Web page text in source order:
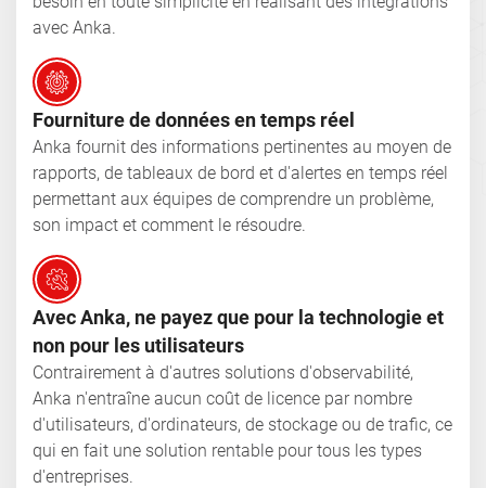
avec Anka.
Fourniture de données en temps réel
Anka fournit des informations pertinentes au moyen de
rapports, de tableaux de bord et d'alertes en temps réel
permettant aux équipes de comprendre un problème,
son impact et comment le résoudre.
Avec Anka, ne payez que pour la technologie et
non pour les utilisateurs
Contrairement à d'autres solutions d'observabilité,
Anka n'entraîne aucun coût de licence par nombre
d'utilisateurs, d'ordinateurs, de stockage ou de trafic, ce
qui en fait une solution rentable pour tous les types
d'entreprises.